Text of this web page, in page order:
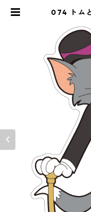
074 トム
テッカ